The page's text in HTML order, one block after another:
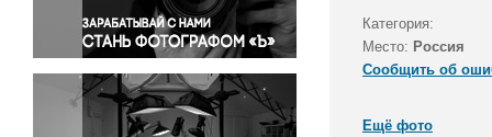
Происшествия и конфликты
Религия
Светская жизнь
Спорт
Экология
Категория:
Место: Россия
Сообщить об
Ещё фото